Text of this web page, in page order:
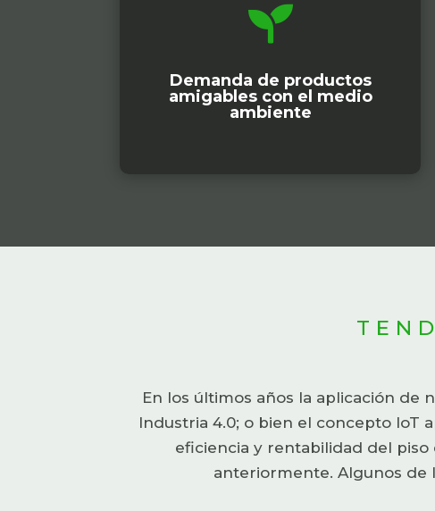

Demanda de productos
amigables con el medio
ambiente
En los últimos años la aplicación
Industria 4.0; o bien el concepto IoT
eficiencia y rentabilidad del
anteriormente. Algunos de